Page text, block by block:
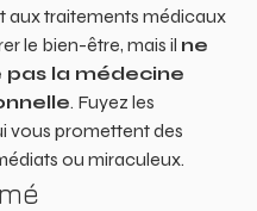
aux traitements médicaux
le bien-être, mais il ne
la médecine
. Fuyez les
vous promettent des
ou miraculeux.